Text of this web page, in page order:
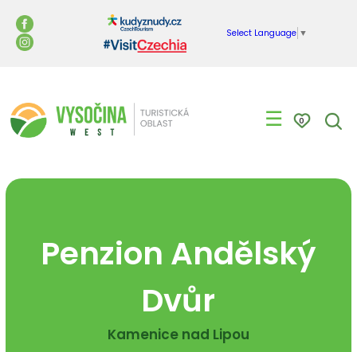
Select Language ▼
☰ 0
Penzion Andělský
Dvůr
Kamenice nad Lipou